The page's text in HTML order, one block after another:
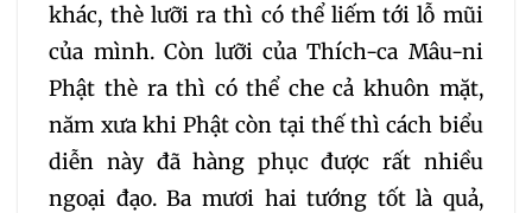
287 288 289
290 291 292
293 294 295
khác, thè lưỡi ra thì có thể liếm tới lỗ mũi
của mình. Còn lưỡi của Thích-ca Mâu-ni
Phật thè ra thì có thể che cả khuôn mặt,
năm xưa khi Phật còn tại thế thì cách biểu
diễn này đã hàng phục được rất nhiều
ngoại đạo. Ba mươi hai tướng tốt là quả,